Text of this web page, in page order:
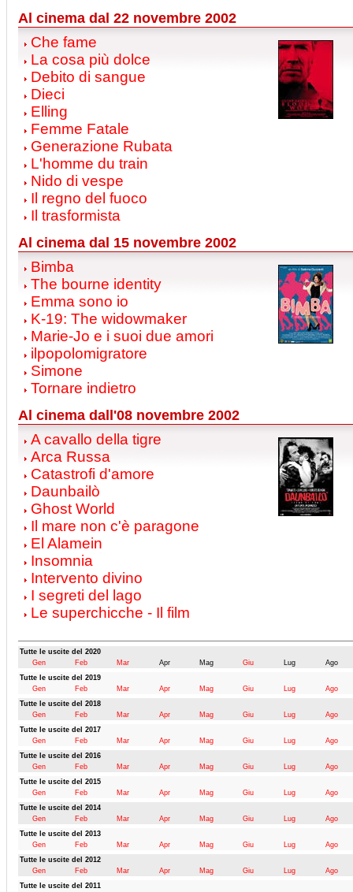
Al cinema dal 22 novembre 2002
Che fame
La cosa più dolce
Debito di sangue
Dieci
Elling
Femme Fatale
Generazione Rubata
L'homme du train
Nido di vespe
Il regno del fuoco
Il trasformista
Al cinema dal 15 novembre 2002
Bimba
The bourne identity
Emma sono io
K-19: The widowmaker
Marie-Jo e i suoi due amori
ilpopolomigratore
Simone
Tornare indietro
Al cinema dall'08 novembre 2002
A cavallo della tigre
Arca Russa
Catastrofi d'amore
Daunbailò
Ghost World
Il mare non c'è paragone
El Alamein
Insomnia
Intervento divino
I segreti del lago
Le superchicche - Il film
Tutte le uscite del 2020
Gen
Feb Mar Apr Mag Giu Lug
Ago
Tutte le uscite del 2019
Gen
Feb Mar Apr Mag Giu Lug
Ago
Tutte le uscite del 2018
Gen
Feb Mar Apr Mag Giu Lug
Ago
Tutte le uscite del 2017
Gen
Feb Mar Apr Mag Giu Lug
Ago
Tutte le uscite del 2016
Gen
Feb Mar Apr Mag Giu Lug
Ago
Tutte le uscite del 2015
Gen
Feb Mar Apr Mag Giu Lug
Ago
Tutte le uscite del 2014
Gen
Feb Mar Apr Mag Giu Lug
Ago
Tutte le uscite del 2013
Gen
Feb Mar Apr Mag Giu Lug
Ago
Tutte le uscite del 2012
Gen
Feb Mar Apr Mag Giu Lug
Ago
Tutte le uscite del 2011